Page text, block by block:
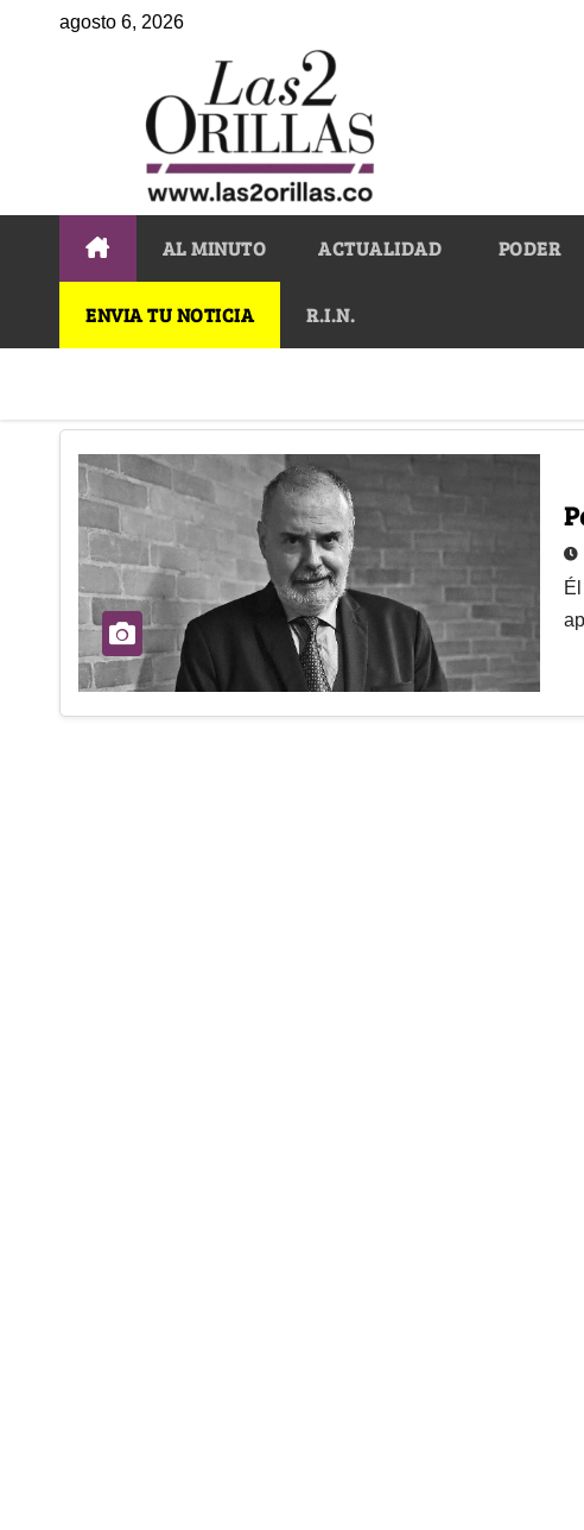
agosto 6, 2026
AL MINUTO ACTUALIDAD PODER
ENVIA TU NOTICIA R.I.N.